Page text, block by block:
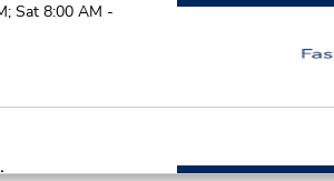
Sat 8:00 AM -